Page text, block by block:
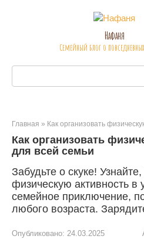
Нафаня
Семейный блог о
Главная » Как организовать
Как организовать
для всей семьи
Забудьте о скуке!
физическую активность в
семейное приключение,
любого возраста.
Опубликовано: 24.03.2025